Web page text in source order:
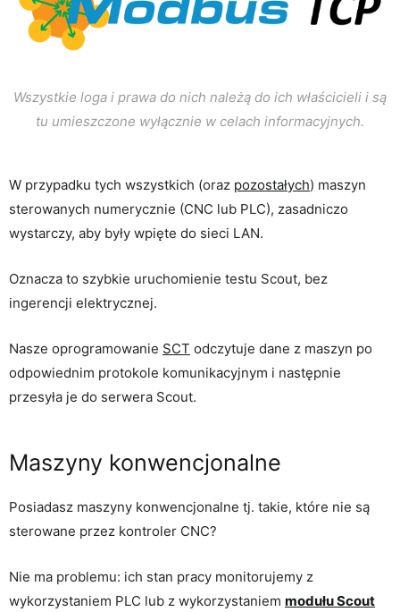
Wszystkie loga i prawa do nich należą do ich właścicieli i są
tu umieszczone wyłącznie w celach informacyjnych.
W przypadku tych wszystkich (oraz pozostałych) maszyn
sterowanych numerycznie (CNC lub PLC), zasadniczo
wystarczy, aby były wpięte do sieci LAN.
Oznacza to szybkie uruchomienie testu Scout, bez
ingerencji elektrycznej.
Nasze oprogramowanie SCT odczytuje dane z maszyn po
odpowiednim protokole komunikacyjnym i następnie
przesyła je do serwera Scout.
Maszyny konwencjonalne
Posiadasz maszyny konwencjonalne tj. takie, które nie są
sterowane przez kontroler CNC?
Nie ma problemu: ich stan pracy monitorujemy z
wykorzystaniem PLC lub z wykorzystaniem modułu Scout